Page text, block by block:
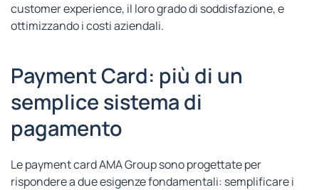
customer experience, il loro grado di soddisfazione, e
ottimizzando i costi aziendali.
Payment Card: più di un
semplice sistema di
pagamento
Le payment card AMA Group sono progettate per
rispondere a due esigenze fondamentali: semplificare i